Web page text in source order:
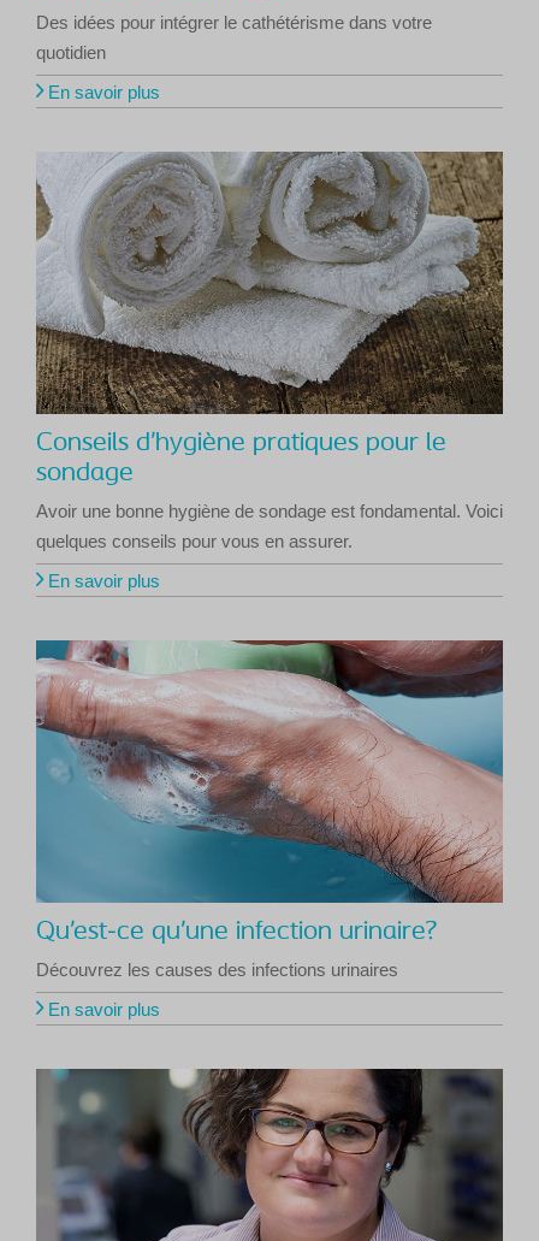
Des idées pour intégrer le cathétérisme dans votre
quotidien
En savoir plus
Conseils d’hygiène pratiques pour le
sondage
Avoir une bonne hygiène de sondage est fondamental. Voici
quelques conseils pour vous en assurer.
En savoir plus
Qu’est-ce qu’une infection urinaire?
Découvrez les causes des infections urinaires
En savoir plus